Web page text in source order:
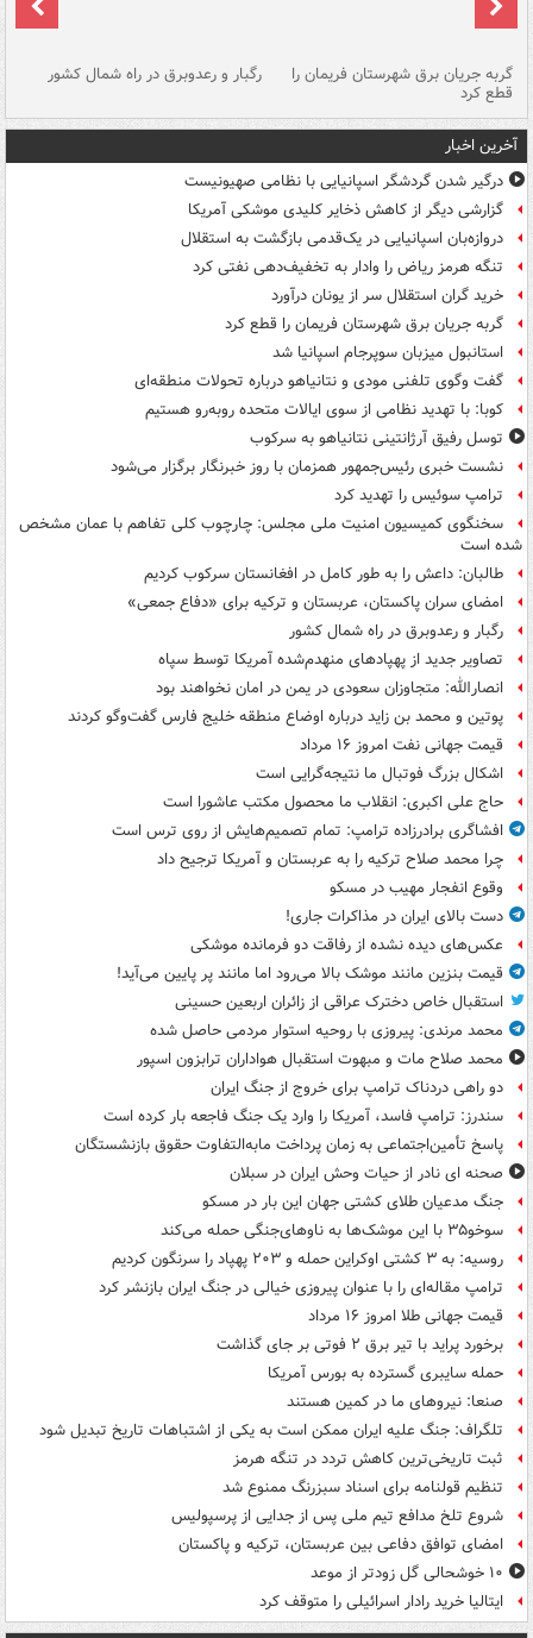
گربه جریان برق شهرستان فریمان را
قطع کرد
رگبار و رعدوبرق در راه شمال کشور
آخرین اخبار
درگیر شدن گردشگر اسپانیایی با نظامی صهیونیست
گزارشی دیگر از کاهش ذخایر کلیدی موشکی آمریکا
دروازه‌بان اسپانیایی در یک‌قدمی بازگشت به استقلال
تنگه هرمز ریاض را وادار به تخفیف‌دهی نفتی کرد
خرید گران استقلال سر از یونان درآورد
گربه جریان برق شهرستان فریمان را قطع کرد
استانبول میزبان سوپرجام اسپانیا شد
گفت وگوی تلفنی مودی و نتانیاهو درباره تحولات منطقه‌ای
کوبا: با تهدید نظامی از سوی ایالات متحده روبه‌رو هستیم
توسل رفیق آرژانتینی نتانیاهو به سرکوب
نشست خبری رئیس‌جمهور همزمان با روز خبرنگار برگزار می‌شود
ترامپ سوئیس را تهدید کرد
سخنگوی کمیسیون امنیت ملی مجلس: چارچوب کلی تفاهم با عمان مشخص
شده است
طالبان: داعش را به طور کامل در افغانستان سرکوب کردیم
امضای سران پاکستان، عربستان و ترکیه برای «دفاع جمعی»
رگبار و رعدوبرق در راه شمال کشور
تصاویر جدید از پهپادهای منهدم‌شده آمریکا توسط سپاه
انصارالله: متجاوزان سعودی در یمن در امان نخواهند بود
پوتین و محمد بن زاید درباره اوضاع منطقه خلیج فارس گفت‌وگو کردند
قیمت جهانی نفت امروز ۱۶ مرداد
اشکال بزرگ فوتبال ما نتیجه‌گرایی است
حاج علی اکبری: انقلاب ما محصول مکتب عاشورا است
افشاگری برادرزاده ترامپ: تمام تصمیم‌هایش از روی ترس است
چرا محمد صلاح ترکیه را به عربستان و آمریکا ترجیح داد
وقوع انفجار مهیب در مسکو
دست بالای ایران در مذاکرات جاری!
عکس‌های دیده نشده از رفاقت دو فرمانده‌ موشکی
قیمت بنزین مانند موشک بالا می‌رود اما مانند پر پایین می‌آید!
استقبال خاص دخترک عراقی از زائران اربعین حسینی
محمد مرندی: پیروزی با روحیه استوار مردمی حاصل شده
محمد صلاح مات و مبهوت استقبال هواداران ترابزون اسپور
دو راهی دردناک ترامپ برای خروج از جنگ ایران
سندرز: ترامپ فاسد، آمریکا را وارد یک جنگ فاجعه بار کرده است
پاسخ تأمین‌اجتماعی به زمان پرداخت مابه‌التفاوت حقوق بازنشستگان
صحنه ای نادر از حیات وحش ایران در سبلان
جنگ مدعیان طلای کشتی جهان این بار در مسکو
سوخو۳۵ با این موشک‌ها به ناوهای‌جنگی حمله می‌کند
روسیه: به ۳ کشتی اوکراین حمله و ۲۰۳ پهپاد را سرنگون کردیم
ترامپ مقاله‌ای را با عنوان پیروزی خیالی در جنگ ایران بازنشر کرد
قیمت جهانی طلا امروز ۱۶ مرداد
برخورد پراید با تیر برق ۲ فوتی بر جای گذاشت
حمله سایبری گسترده به بورس آمریکا
صنعا: نیروهای ما در کمین‌ هستند
تلگراف: جنگ علیه ایران ممکن است به یکی از اشتباهات تاریخ تبدیل شود
ثبت تاریخی‌ترین کاهش تردد در تنگه هرمز
تنظیم قولنامه برای اسناد سبزرنگ ممنوع شد
شروع تلخ مدافع تیم ملی پس از جدایی از پرسپولیس
امضای توافق دفاعی بین عربستان، ترکیه و پاکستان
۱۰ خوشحالی گل زودتر از موعد
ایتالیا خرید رادار اسرائیلی را متوقف کرد